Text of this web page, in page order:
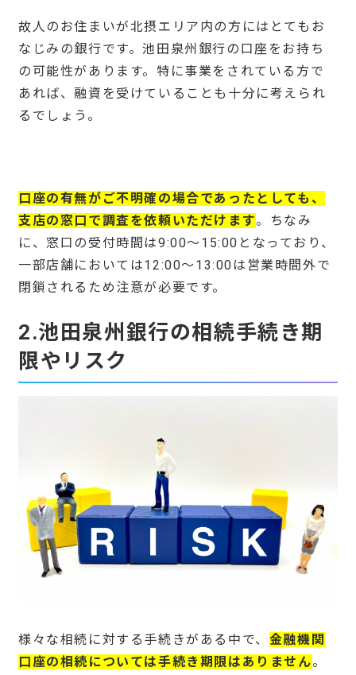
故人のお住まいが北摂エリア内の方にはとてもお
なじみの銀行です。池田泉州銀行の口座をお持ち
の可能性があります。特に事業をされている方で
あれば、融資を受けていることも十分に考えられ
るでしょう。
口座の有無がご不明確の場合であったとしても、
支店の窓口で調査を依頼いただけます。ちなみ
に、窓口の受付時間は9:00〜15:00となっており、
一部店舗においては12:00〜13:00は営業時間外で
閉鎖されるため注意が必要です。
2.池田泉州銀行の相続手続き期
限やリスク
様々な相続に対する手続きがある中で、 金融機関
口座の相続については手続き期限はありません。